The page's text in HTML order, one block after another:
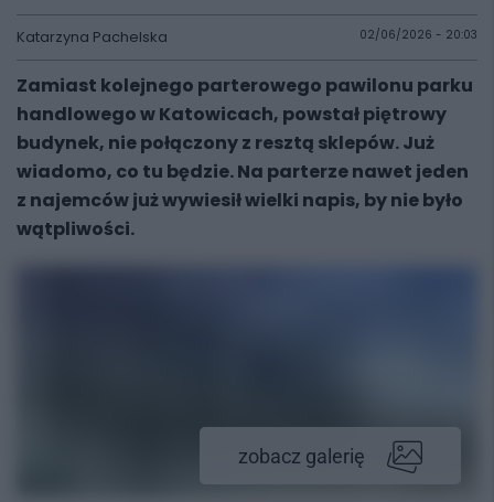
Katarzyna Pachelska 02/06/2026 - 20:03
Zamiast kolejnego parterowego pawilonu parku
handlowego w Katowicach, powstał piętrowy
budynek, nie połączony z resztą sklepów. Już
wiadomo, co tu będzie. Na parterze nawet jeden
z najemców już wywiesił wielki napis, by nie było
wątpliwości.
zobacz galerię